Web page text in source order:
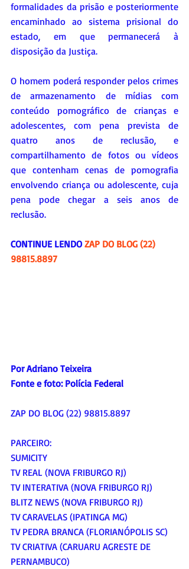
formalidades da prisão e posteriormente
encaminhado ao sistema prisional do
estado, em que permanecerá à
disposição da Justiça.
O homem poderá responder pelos crimes
de armazenamento de mídias com
conteúdo pornográfico de crianças e
adolescentes, com pena prevista de
quatro anos de reclusão, e
compartilhamento de fotos ou vídeos
que contenham cenas de pornografia
envolvendo criança ou adolescente, cuja
pena pode chegar a seis anos de
reclusão.
CONTINUE LENDO ZAP DO BLOG (22)
98815.8897
Por Adriano Teixeira
Fonte e foto: Polícia Federal
ZAP DO BLOG (22) 98815.8897
PARCEIRO:
SUMICITY
TV REAL (NOVA FRIBURGO RJ)
TV INTERATIVA (NOVA FRIBURGO RJ)
BLITZ NEWS (NOVA FRIBURGO RJ)
TV CARAVELAS (IPATINGA MG)
TV PEDRA BRANCA (FLORIANÓPOLIS SC)
TV CRIATIVA (CARUARU AGRESTE DE
PERNAMBUCO)